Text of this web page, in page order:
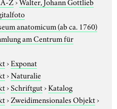
anatomicum (ab ca. 1760)
am Centrum für
›Exponat
›Naturalie
›Schriftgut›Katalog
›Zweidimensionales Objekt›